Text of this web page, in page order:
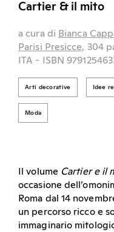
Cartier & il mito
a cura di Bianca
Parisi Presicce, 304
ITA - ISBN
Arti decorative Idee
Moda
Il volume Cartier e il
occasione
Roma dal 14
un percorso ricco e
immaginario